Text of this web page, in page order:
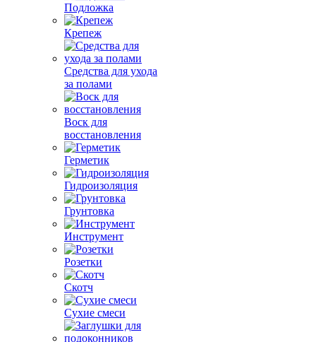
Подложка
Крепеж
Средства для ухода
за полами
Воск для
восстановления
Герметик
Гидроизоляция
Грунтовка
Инструмент
Розетки
Скотч
Сухие смеси